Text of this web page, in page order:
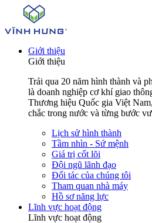
Giới thiệu
Giới thiệu
Trải qua 20 năm hình thành và
là doanh nghiệp cơ khí giao
Thương hiệu Quốc gia Việt
chắc trong nước và từng bước
Lịch sử hình thành
Tầm nhìn - Sứ mệnh
Giá trị cốt lõi
Đội ngũ lãnh đạo
Đối tác của chúng tôi
Tham quan nhà máy
Hồ sơ năng lực
Lĩnh vực hoạt động
Lĩnh vực hoạt động